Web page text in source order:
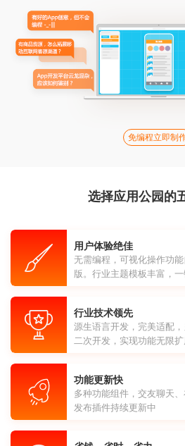
免编程立即制
选择应用公园的
用户体验绝佳
无需编程，可视化操作功
版。行业主题模板丰富，
行业技术领先
源生语言开发，完美适配
二次开发，实现功能无限扩
功能更新快
多种功能组件，交友聊天
发布插件持续更新中